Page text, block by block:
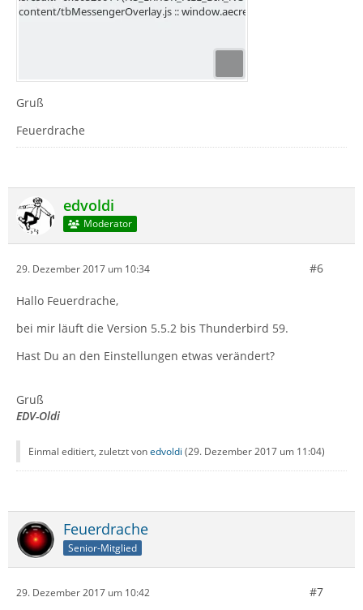
Gruß
Feuerdrache
edvoldi
Moderator
29. Dezember 2017 um 10:34 #6
Hallo Feuerdrache,
bei mir läuft die Version 5.5.2 bis Thunderbird 59.
Hast Du an den Einstellungen etwas verändert?
Gruß
EDV-Oldi
Einmal editiert, zuletzt vonedvoldi (29. Dezember 2017 um 11:04)
Feuerdrache
Senior-Mitglied
29. Dezember 2017 um 10:42 #7